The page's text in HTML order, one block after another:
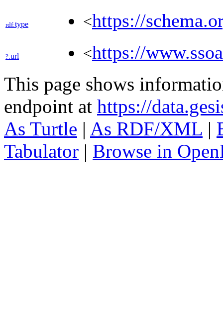
rdf:type <https://
?:url <https://
This page shows
endpoint at https://
As Turtle | As RDF/XML |
Tabulator | Browse in